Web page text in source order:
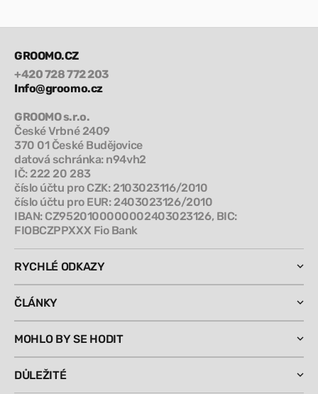
GROOMO.CZ
+420 728 772 203
Info@groomo.cz
GROOMO s.r.o.
České Vrbné 2409
370 01 České Budějovice
datová schránka: n94vh2
IČ: 222 20 283
číslo účtu pro CZK: 2103023116/2010
číslo účtu pro EUR: 2403023126/2010
IBAN: CZ9520100000002403023126, BIC:
FIOBCZPPXXX Fio Bank
RYCHLÉ ODKAZY
ČLÁNKY
MOHLO BY SE HODIT
DŮLEŽITÉ